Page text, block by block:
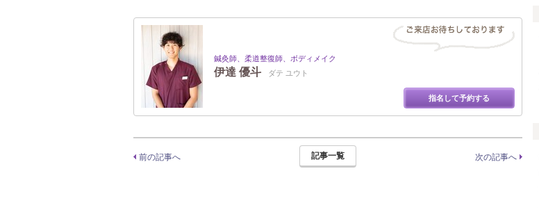
鍼灸師、柔道整復師、ボディメイク
伊達 優斗 ダテ ユウト
指名して予約する
前の記事へ 記事一覧 次の記事へ